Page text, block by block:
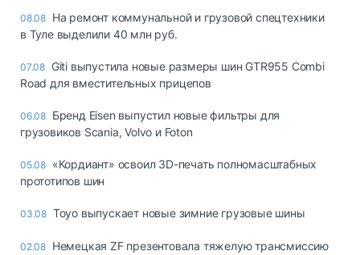
08.08 На ремонт коммунальной и грузовой спецтехники
в Туле выделили 40 млн руб.
07.08 Giti выпустила новые размеры шин GTR955 Combi
Road для вместительных прицепов
06.08 Бренд Eisen выпустил новые фильтры для
грузовиков Scania, Volvo и Foton
05.08 «Кордиант» освоил 3D-печать полномасштабных
прототипов шин
03.08 Toyo выпускает новые зимние грузовые шины
02.08 Немецкая ZF презентовала тяжелую трансмиссию